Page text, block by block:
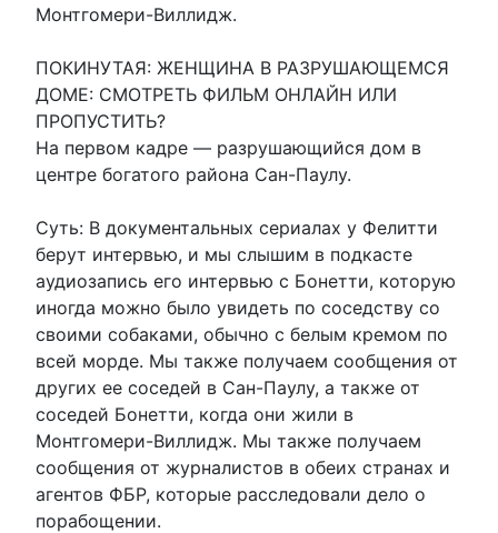
Монтгомери-Виллидж.
ПОКИНУТАЯ: ЖЕНЩИНА В РАЗРУШАЮЩЕМСЯ
ДОМЕ: СМОТРЕТЬ ФИЛЬМ ОНЛАЙН ИЛИ
ПРОПУСТИТЬ?
На первом кадре — разрушающийся дом в
центре богатого района Сан-Паулу.
Суть: В документальных сериалах у Фелитти
берут интервью, и мы слышим в подкасте
аудиозапись его интервью с Бонетти, которую
иногда можно было увидеть по соседству со
своими собаками, обычно с белым кремом по
всей морде. Мы также получаем сообщения от
других ее соседей в Сан-Паулу, а также от
соседей Бонетти, когда они жили в
Монтгомери-Виллидж. Мы также получаем
сообщения от журналистов в обеих странах и
агентов ФБР, которые расследовали дело о
порабощении.